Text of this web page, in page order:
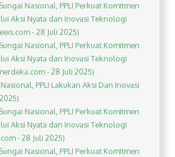
Nasional, PPLI Perkuat Komitmen
Aksi Nyata dan Inovasi Teknologi
- 28 Juli 2025)
Nasional, PPLI Perkuat Komitmen
Aksi Nyata dan Inovasi Teknologi
- 28 Juli 2025)
PPLI Lakukan Aksi Dan Inovasi
Nasional, PPLI Perkuat Komitmen
Aksi Nyata dan Inovasi Teknologi
- 28 Juli 2025)
Nasional, PPLI Perkuat Komitmen